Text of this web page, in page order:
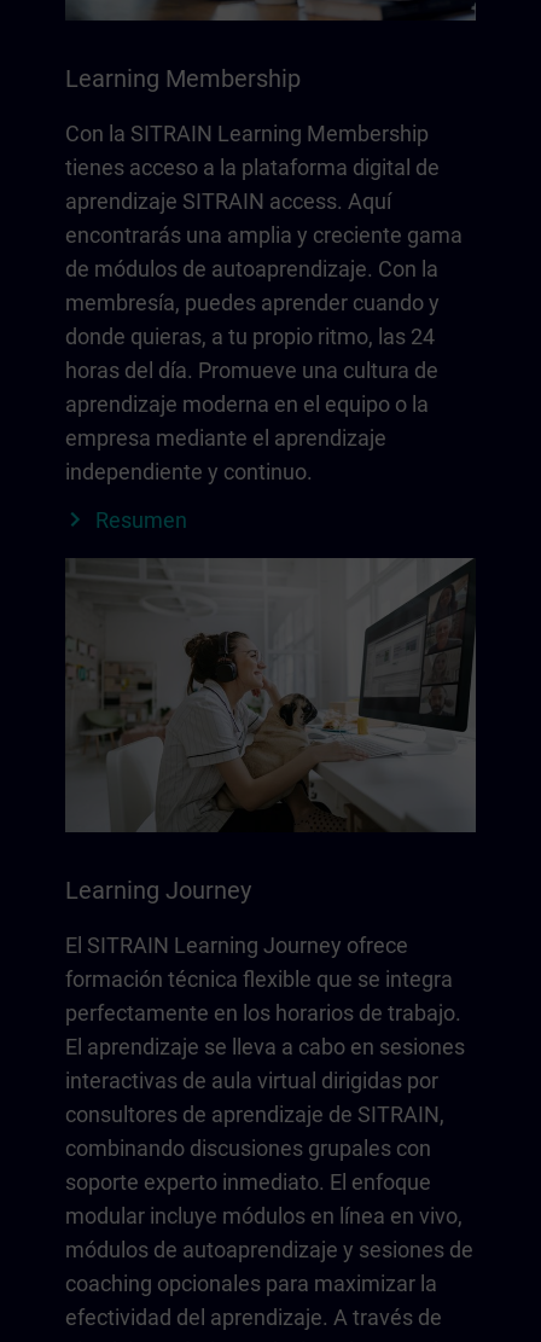
Learning Membership
Con la SITRAIN Learning Membership
tienes acceso a la plataforma digital de
aprendizaje SITRAIN access. Aquí
encontrarás una amplia y creciente gama
de módulos de autoaprendizaje. Con la
membresía, puedes aprender cuando y
donde quieras, a tu propio ritmo, las 24
horas del día. Promueve una cultura de
aprendizaje moderna en el equipo o la
empresa mediante el aprendizaje
independiente y continuo.
Resumen
Learning Journey
El SITRAIN Learning Journey ofrece
formación técnica flexible que se integra
perfectamente en los horarios de trabajo.
El aprendizaje se lleva a cabo en sesiones
interactivas de aula virtual dirigidas por
consultores de aprendizaje de SITRAIN,
combinando discusiones grupales con
soporte experto inmediato. El enfoque
modular incluye módulos en línea en vivo,
módulos de autoaprendizaje y sesiones de
coaching opcionales para maximizar la
efectividad del aprendizaje. A través de